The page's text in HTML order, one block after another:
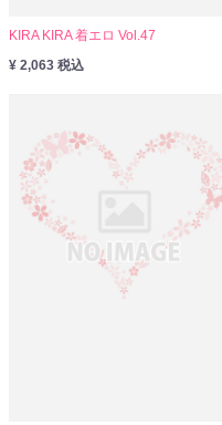
KIRA KIRA 着エロ Vol.47
¥ 2,063 税込